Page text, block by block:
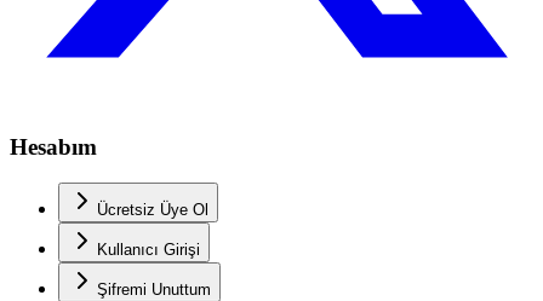
Hesabım
Ücretsiz Üye Ol
Kullanıcı Girişi
Şifremi Unuttum